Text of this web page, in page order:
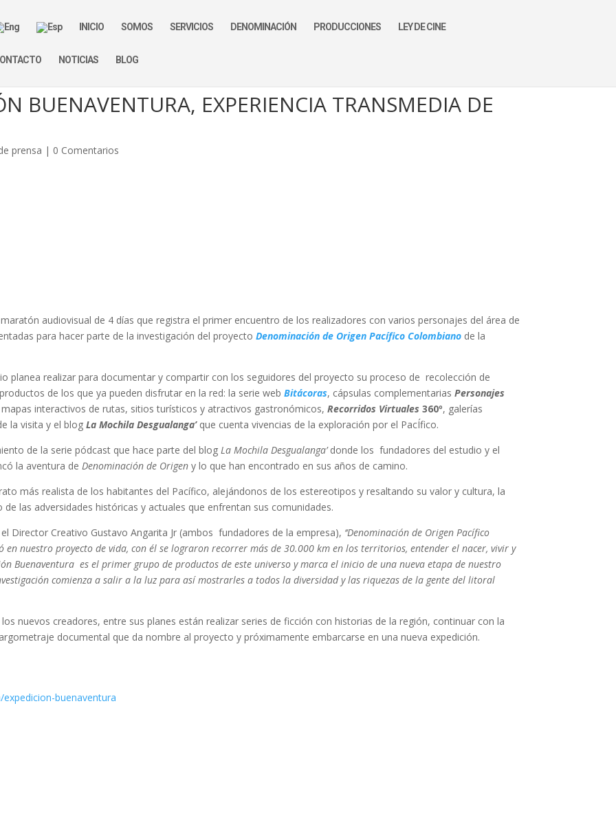
INICIO SOMOS SERVICIOS DENOMINACIÓN PRODUCCIONES LEY DE CINE
NOTICIAS BLOG
BUENAVENTURA, EXPERIENCIA TRANSMEDIA DE
prensa | 0 Comentarios
audiovisual de 4 días que registra el primer encuentro de los realizadores con varios personajes del área de
para hacer parte de la investigación del proyectoDenominación de Origen Pacífico Colombiano de la
planea realizar para documentar y compartir con los seguidores del proyecto su proceso de recolección de
de los que ya pueden disfrutar en la red: la serie webBitácoras, cápsulas complementariasPersonajes
mapas interactivos de rutas, sitios turísticos y atractivos gastronómicos,Recorridos Virtuales 360º, galerías
la visita y el blogLa Mochila Desgualanga’que cuenta vivencias de la exploración por el PacÍfico.
de la serie pódcast que hace parte del blog La Mochila Desgualanga’donde los fundadores del estudio y el
la aventura de Denominación de Origen y lo que han encontrado en sus años de camino.
más realista de los habitantes del Pacífico, alejándonos de los estereotipos y resaltando su valor y cultura, la
las adversidades históricas y actuales que enfrentan sus comunidades.
Director Creativo Gustavo Angarita Jr (ambos fundadores de la empresa), ‘‘Denominación de Origen Pacífico
en nuestro proyecto de vida, con él se lograron recorrer más de 30.000 km en los territorios, entender el nacer, vivir y
Buenaventura es el primer grupo de productos de este universo y marca el inicio de una nueva etapa de nuestro
comienza a salir a la luz para así mostrarles a todos la diversidad y las riquezas de la gente del litoral
nuevos creadores, entre sus planes están realizar series de ficción con historias de la región, continuar con la
documental que da nombre al proyecto y próximamente embarcarse en una nueva expedición.
buenaventura